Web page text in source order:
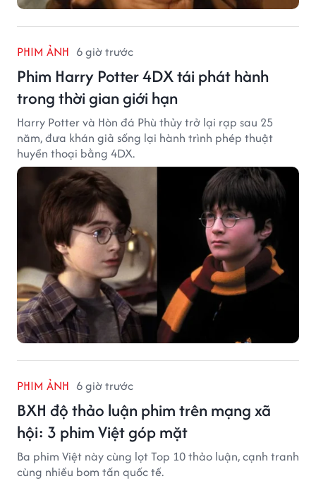
PHIM ẢNH 6 giờ trước
Phim Harry Potter 4DX tái phát hành
trong thời gian giới hạn
Harry Potter và Hòn đá Phù thủy trở lại rạp sau 25
năm, đưa khán giả sống lại hành trình phép thuật
huyền thoại bằng 4DX.
PHIM ẢNH 6 giờ trước
BXH độ thảo luận phim trên mạng xã
hội: 3 phim Việt góp mặt
Ba phim Việt này cùng lọt Top 10 thảo luận, cạnh tranh
cùng nhiều bom tấn quốc tế.